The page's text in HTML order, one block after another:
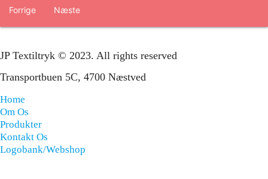
Forrige Næste
JP Textiltryk © 2023. All rights reserved
Transportbuen 5C, 4700 Næstved
Home
Om Os
Produkter
Kontakt Os
Logobank/webshop